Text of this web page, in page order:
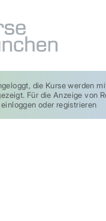
die Kurse werden
Für die Anzeige von
einloggen oder registrieren